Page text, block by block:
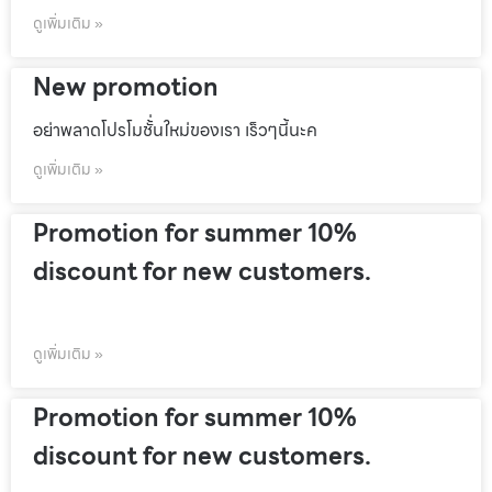
ดูเพิ่มเติม »
New promotion
อย่าพลาดโปรโมชั้่นใหม่ของเรา เร็วๆนี้นะค
ดูเพิ่มเติม »
Promotion for summer 10%
discount for new customers.
ดูเพิ่มเติม »
Promotion for summer 10%
discount for new customers.